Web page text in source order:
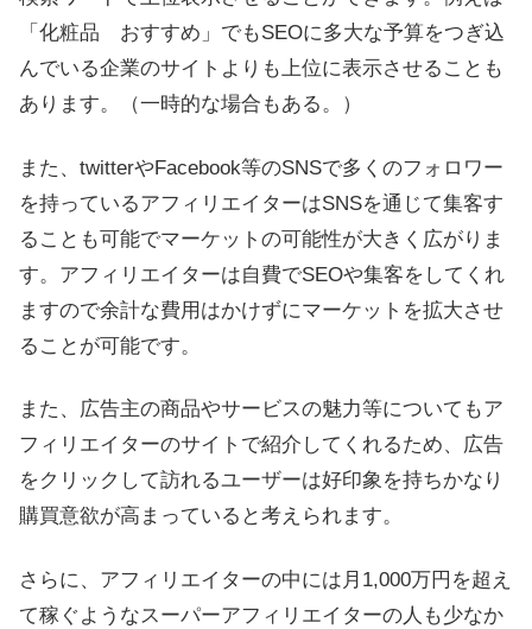
「化粧品 おすすめ」でもSEOに多大な予算をつぎ込
んでいる企業のサイトよりも上位に表示させることも
あります。（一時的な場合もある。）
また、twitterやFacebook等のSNSで多くのフォロワー
を持っているアフィリエイターはSNSを通じて集客す
ることも可能でマーケットの可能性が大きく広がりま
す。アフィリエイターは自費でSEOや集客をしてくれ
ますので余計な費用はかけずにマーケットを拡大させ
ることが可能です。
また、広告主の商品やサービスの魅力等についてもア
フィリエイターのサイトで紹介してくれるため、広告
をクリックして訪れるユーザーは好印象を持ちかなり
購買意欲が高まっていると考えられます。
さらに、アフィリエイターの中には月1,000万円を超え
て稼ぐようなスーパーアフィリエイターの人も少なか